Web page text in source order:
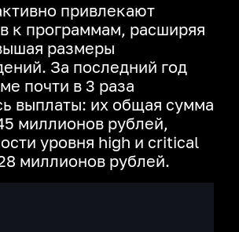
привлекают
к программам, расширяя
размеры
За последний год
почти в 3 раза
выплаты: их общая сумма
миллионов рублей,
уровня high и critical
миллионов рублей.